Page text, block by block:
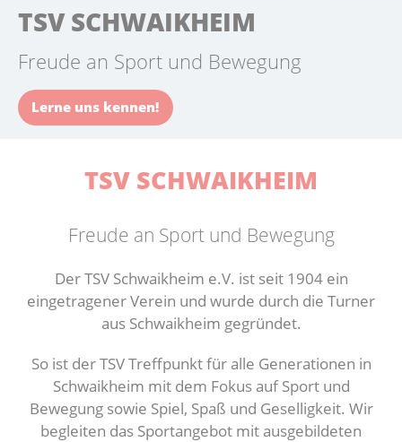
Reha-Sport
Gesundheitssport
TSV SCHWAIKHEIM
Freude an Sport und Bewegung
Lerne uns kennen!
TSV SCHWAIKHEIM
Freude an Sport und Bewegung
Der TSV Schwaikheim e.V. ist seit 1904 ein
eingetragener Verein und wurde durch die Turner
aus Schwaikheim gegründet.
So ist der TSV Treffpunkt für alle Generationen in
Schwaikheim mit dem Fokus auf Sport und
Bewegung sowie Spiel, Spaß und Geselligkeit. Wir
begleiten das Sportangebot mit ausgebildeten